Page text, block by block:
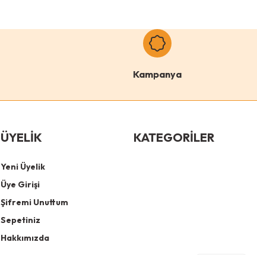
Kampanya
ÜYELİK
Yeni Üyelik
Üye Girişi
Şifremi Unuttum
Sepetiniz
Hakkımızda
KATEGORİLER